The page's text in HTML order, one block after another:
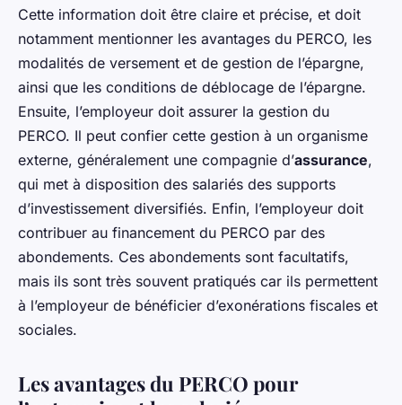
Cette information doit être claire et précise, et doit
notamment mentionner les avantages du PERCO, les
modalités de versement et de gestion de l’épargne,
ainsi que les conditions de déblocage de l’épargne.
Ensuite, l’employeur doit assurer la gestion du
PERCO. Il peut confier cette gestion à un organisme
externe, généralement une compagnie d’assurance,
qui met à disposition des salariés des supports
d’investissement diversifiés. Enfin, l’employeur doit
contribuer au financement du PERCO par des
abondements. Ces abondements sont facultatifs,
mais ils sont très souvent pratiqués car ils permettent
à l’employeur de bénéficier d’exonérations fiscales et
sociales.
Les avantages du PERCO pour